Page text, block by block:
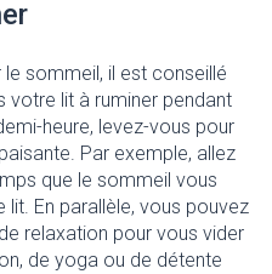
le sommeil, il est conseillé
votre lit à ruminer pendant
heure, levez-vous pour
Par exemple, allez
que le sommeil vous
En parallèle, vous pouvez
relaxation pour vous vider
de yoga ou de détente